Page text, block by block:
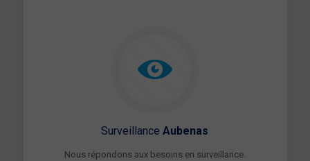
SurveillanceAubenas
Nous répondons aux besoins en surveillance.